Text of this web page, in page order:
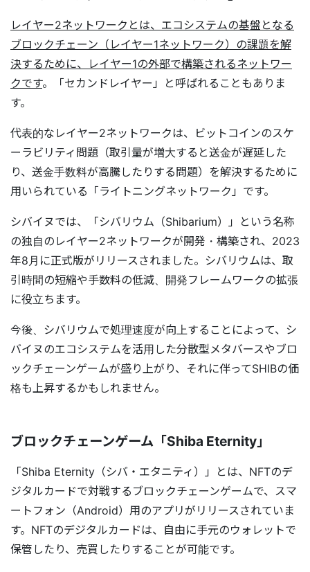
レイヤー2ネットワークとは、エコシステムの基盤となる
ブロックチェーン（レイヤー1ネットワーク）の課題を解
決するために、レイヤー1の外部で構築されるネットワー
クです。「セカンドレイヤー」と呼ばれることもありま
す。
代表的なレイヤー2ネットワークは、ビットコインのスケ
ーラビリティ問題（取引量が増大すると送金が遅延した
り、送金手数料が高騰したりする問題）を解決するために
用いられている「ライトニングネットワーク」です。
シバイヌでは、「シバリウム（Shibarium）」という名称
の独自のレイヤー2ネットワークが開発・構築され、2023
年8月に正式版がリリースされました。シバリウムは、取
引時間の短縮や手数料の低減、開発フレームワークの拡張
に役立ちます。
今後、シバリウムで処理速度が向上することによって、シ
バイヌのエコシステムを活用した分散型メタバースやブロ
ックチェーンゲームが盛り上がり、それに伴ってSHIBの価
格も上昇するかもしれません。
ブロックチェーンゲーム「Shiba Eternity」
「Shiba Eternity（シバ・エタニティ）」とは、NFTのデ
ジタルカードで対戦するブロックチェーンゲームで、スマ
ートフォン（Android）用のアプリがリリースされていま
す。NFTのデジタルカードは、自由に手元のウォレットで
保管したり、売買したりすることが可能です。